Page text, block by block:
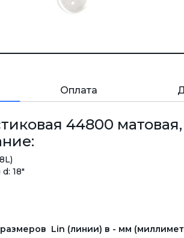
Оплата
44800
18"
Lin (линии) в - мм